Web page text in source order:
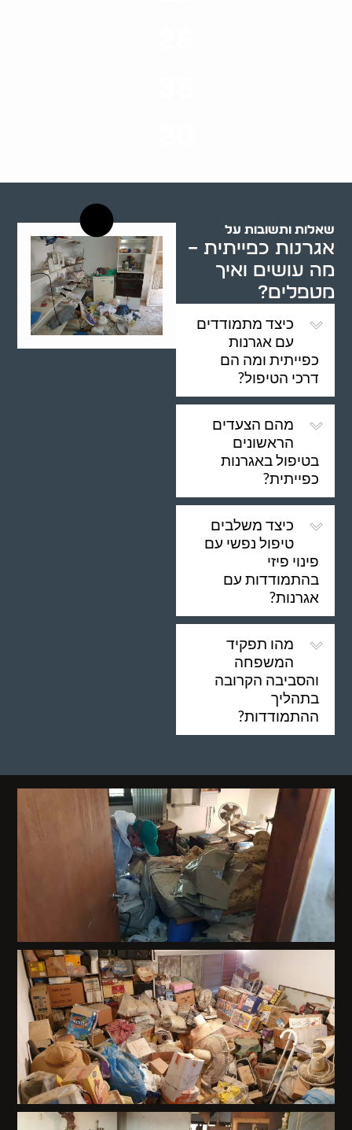
שאלות ותשובות על
אגרנות כפייתית –
מה עושים ואיך
מטפלים?
כיצד מתמודדים
עם אגרנות
כפייתית ומה הם
דרכי הטיפול?
מהם הצעדים
הראשונים
בטיפול באגרנות
כפייתית?
כיצד משלבים
טיפול נפשי עם
פינוי פיזי
בהתמודדות עם
אגרנות?
מהו תפקיד
המשפחה
והסביבה הקרובה
בתהליך
ההתמודדות?